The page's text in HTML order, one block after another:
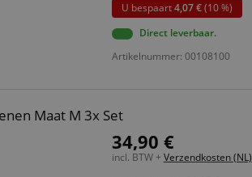
U bespaart4,07 €(10 %)
Direct leverbaar.
Artikelnummer: 00108100
Maat M 3x Set
34,90 €
incl. BTW + Verzendkosten (NL)
used to facilitate